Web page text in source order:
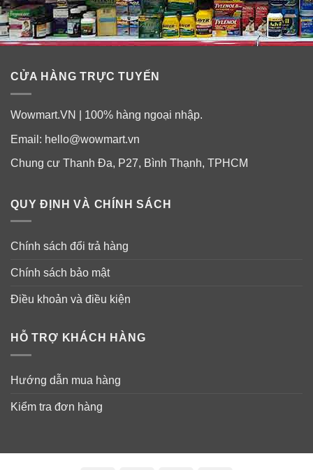
CỬA HÀNG TRỰC TUYẾN
Wowmart.VN | 100% hàng ngoại nhập.
Email: hello@wowmart.vn
Chung cư Thanh Đa, P27, Bình Thạnh, TPHCM
QUY ĐỊNH VÀ CHÍNH SÁCH
Chính sách đổi trả hàng
Chính sách bảo mật
Điều khoản và điều kiện
HỖ TRỢ KHÁCH HÀNG
Hướng dẫn mua hàng
Kiểm tra đơn hàng